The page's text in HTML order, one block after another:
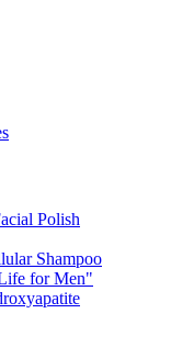
Polish
Shampoo
for Men"